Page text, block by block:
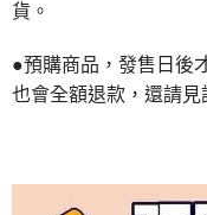
貨。
●預購商品，發售日後
也會全額退款，還請見